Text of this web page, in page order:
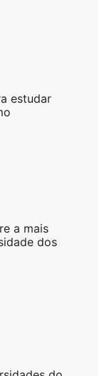
estudar
a mais
dos